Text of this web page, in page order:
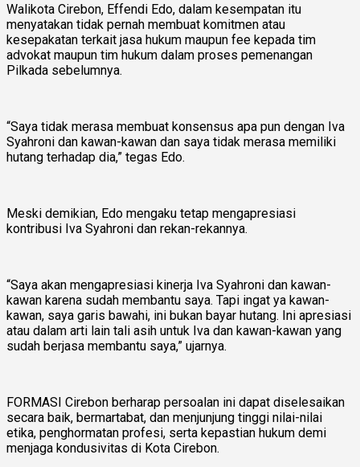
Walikota Cirebon, Effendi Edo, dalam kesempatan itu
menyatakan tidak pernah membuat komitmen atau
kesepakatan terkait jasa hukum maupun fee kepada tim
advokat maupun tim hukum dalam proses pemenangan
Pilkada sebelumnya.
“Saya tidak merasa membuat konsensus apa pun dengan Iva
Syahroni dan kawan-kawan dan saya tidak merasa memiliki
hutang terhadap dia,” tegas Edo.
Meski demikian, Edo mengaku tetap mengapresiasi
kontribusi Iva Syahroni dan rekan-rekannya.
“Saya akan mengapresiasi kinerja Iva Syahroni dan kawan-
kawan karena sudah membantu saya. Tapi ingat ya kawan-
kawan, saya garis bawahi, ini bukan bayar hutang. Ini apresiasi
atau dalam arti lain tali asih untuk Iva dan kawan-kawan yang
sudah berjasa membantu saya,” ujarnya.
FORMASI Cirebon berharap persoalan ini dapat diselesaikan
secara baik, bermartabat, dan menjunjung tinggi nilai-nilai
etika, penghormatan profesi, serta kepastian hukum demi
menjaga kondusivitas di Kota Cirebon.